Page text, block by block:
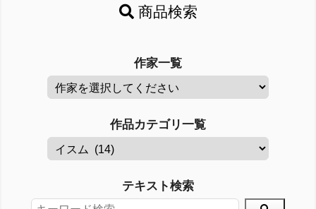
商品検索
作家一覧
作品カテゴリ一覧
テキスト検索